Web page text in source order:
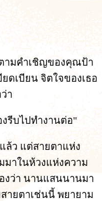
ามคำเชิญของคุณป้า
ดเบียน จิตใจของเธอ
า
รีบไปทำงานต่อ"
ล้ว แต่สายตาแห่ง
มาในห้วงแห่งความ
งว่า นานแสนนานมา
ายตาเช่นนี้ พยายาม